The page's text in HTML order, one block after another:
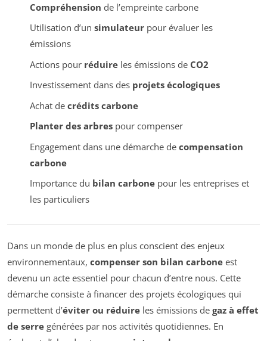
Compréhension de l’empreinte carbone
Utilisation d’un simulateurpour évaluer les
émissions
Actions pour réduireles émissions de CO2
Investissement dans des projets écologiques
Achat de crédits carbone
Planter des arbrespour compenser
Engagement dans une démarche de compensation
carbone
Importance du bilan carbonepour les entreprises et
les particuliers
Dans un monde de plus en plus conscient des enjeux
environnementaux, compenser son bilan carbone est
devenu un acte essentiel pour chacun d’entre nous. Cette
démarche consiste à financer des projets écologiques qui
permettent d’éviter ou réduire les émissions de gaz à effet
de serre générées par nos activités quotidiennes. En